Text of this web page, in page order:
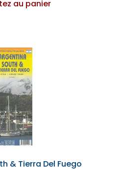
au panier
& Tierra Del Fuego